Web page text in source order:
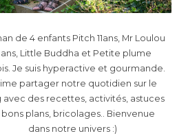
de 4 enfants Pitch 11ans, Mr Loulou
ans, Little Buddha et Petite plume
Je suis hyperactive et gourmande.
partager notre quotidien sur le
avec des recettes, activités, astuces
plans, bricolages.. Bienvenue
dans notre univers :)